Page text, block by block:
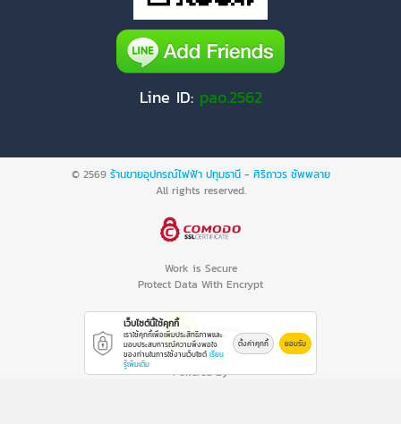
Line ID: pao.2562
© 2569 ร้านขายอุปกรณ์ไฟฟ้า ปทุมธานี - ศิริถาวร ซัพพลาย
All rights reserved.
Work is Secure
Protect Data With Encrypt
Powered By
เว็บไซต์นี้ใช้คุกกี้
เราใช้คุกกี้เพื่อเพิ่มประสิทธิภาพและ
มอบประสบการณ์ความพึงพอใจ
ของท่านในการใช้งานเว็บไซต์ เรียน
รู้เพิ่มเติม
ตั้งค่าคุกกี้ ยอมรับ